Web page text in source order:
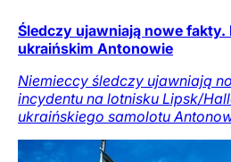
Śledczy ujawniają nowe
ukraińskim Antonowie
Niemieccy śledczy ujawniają
incydentu na lotnisku Lipsk/
ukraińskiego samolotu